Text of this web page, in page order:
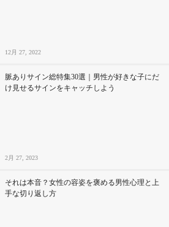
12月 27, 2022
脈ありサイン総特集30選｜男性が好きな子にだ
け見せるサインをキャッチしよう
2月 27, 2023
それは本音？女性の容姿を褒める男性心理と上
手な切り返し方